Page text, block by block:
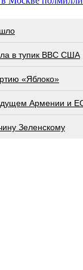
в тупик ВВС США
«Яблоко»
Армении и
Зеленскому